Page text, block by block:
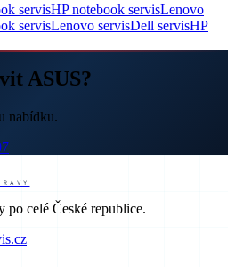
servisHP notebook servisLenovo
servisLenovo servisDell servisHP
ASUS?
nabídku.
po celé České republice.